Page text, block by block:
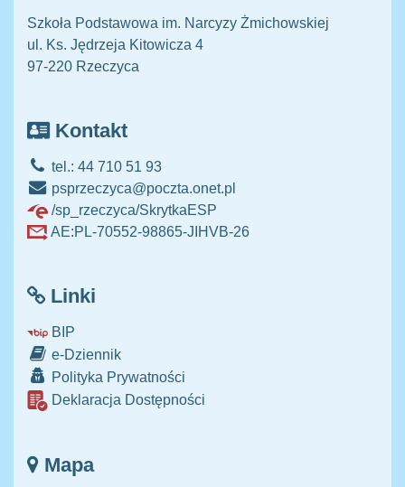
Szkoła Podstawowa im. Narcyzy Żmichowskiej
ul. Ks. Jędrzeja Kitowicza 4
97-220 Rzeczyca
Kontakt
tel.: 44 710 51 93
psprzeczyca@poczta.onet.pl
/sp_rzeczyca/SkrytkaESP
AE:PL-70552-98865-JIHVB-26
Linki
BIP
e-Dziennik
Polityka Prywatności
Deklaracja Dostępności
Mapa